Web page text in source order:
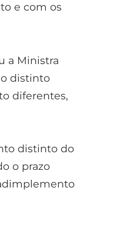
e com os
a Ministra
distinto
diferentes,
distinto do
o prazo